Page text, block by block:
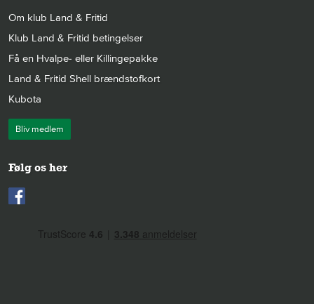
Om klub Land & Fritid
Klub Land & Fritid betingelser
Få en Hvalpe- eller Killingepakke
Land & Fritid Shell brændstofkort
Kubota
Bliv medlem
Følg os her